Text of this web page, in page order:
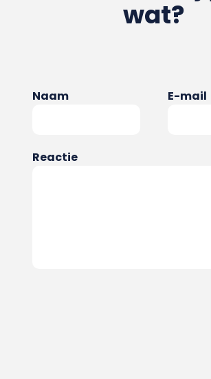
wat?
Naam E-mail
Reactie